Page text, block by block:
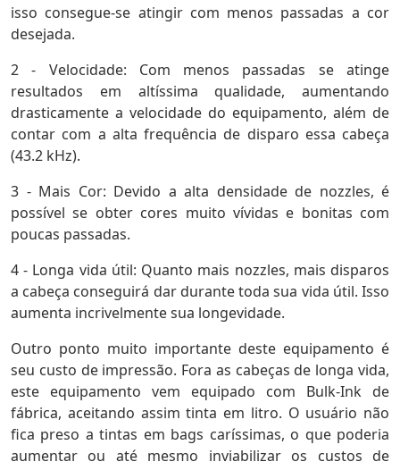
isso consegue-se atingir com menos passadas a cor
desejada.
2 - Velocidade: Com menos passadas se atinge
resultados em altíssima qualidade, aumentando
drasticamente a velocidade do equipamento, além de
contar com a alta frequência de disparo essa cabeça
(43.2 kHz).
3 - Mais Cor: Devido a alta densidade de nozzles, é
possível se obter cores muito vívidas e bonitas com
poucas passadas.
4 - Longa vida útil: Quanto mais nozzles, mais disparos
a cabeça conseguirá dar durante toda sua vida útil. Isso
aumenta incrivelmente sua longevidade.
Outro ponto muito importante deste equipamento é
seu custo de impressão. Fora as cabeças de longa vida,
este equipamento vem equipado com Bulk-Ink de
fábrica, aceitando assim tinta em litro. O usuário não
fica preso a tintas em bags caríssimas, o que poderia
aumentar ou até mesmo inviabilizar os custos de